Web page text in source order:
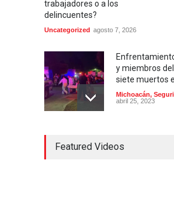
trabajadores o a los
delincuentes?
Uncategorized agosto 7, 2026
y miembros
siete muertos
Michoacán,
abril 25, 2023
contra mujeres
Featured Videos